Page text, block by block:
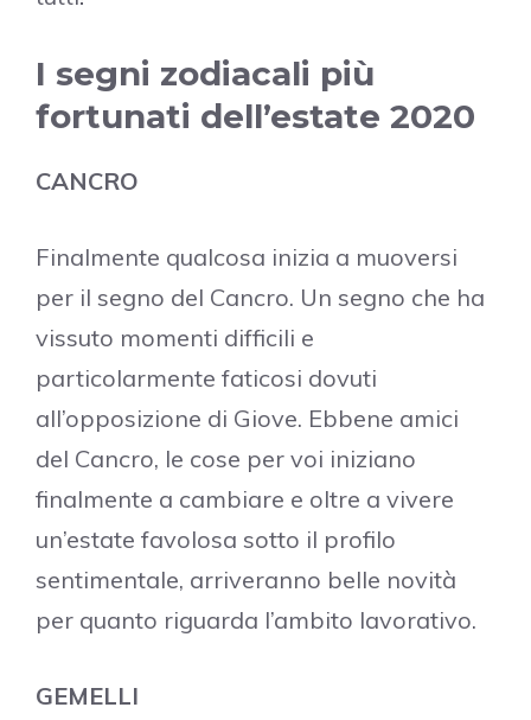
I segni zodiacali più
fortunati dell’estate 2020
CANCRO
Finalmente qualcosa inizia a muoversi
per il segno del Cancro. Un segno che ha
vissuto momenti difficili e
particolarmente faticosi dovuti
all’opposizione di Giove. Ebbene amici
del Cancro, le cose per voi iniziano
finalmente a cambiare e oltre a vivere
un’estate favolosa sotto il profilo
sentimentale, arriveranno belle novità
per quanto riguarda l’ambito lavorativo.
GEMELLI